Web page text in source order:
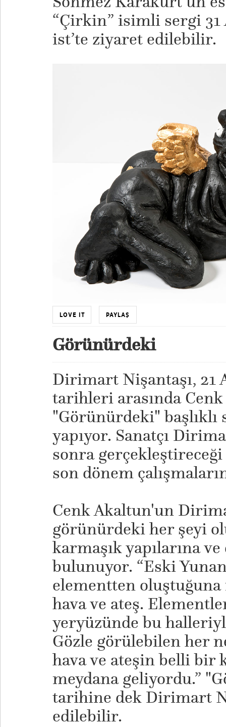
“Çirkin” isimli sergi
ist’te ziyaret edilebilir.
LOVE IT PAYLAŞ
Görünürdeki
Dirimart Nişantaşı, 21
tarihleri arasında
"Görünürdeki"
yapıyor. Sanatçı
sonra
son dönem
Cenk Akaltun'un
görünürdeki her şeyi
karmaşık yapılarına ve
bulunuyor. “Eski
elementten oluştuğuna
hava ve ateş.
yeryüzünde bu
Gözle görülebilen her
hava ve ateşin belli bir
meydana geliyordu.”
tarihine dek Dirimart
edilebilir.